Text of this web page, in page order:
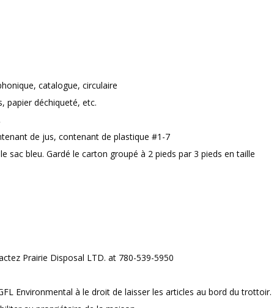
catalogue, circulaire
papier déchiqueté, etc.
de jus, contenant de plastique #1-7
sac bleu. Gardé le carton groupé à 2 pieds par 3 pieds en taille
Prairie Disposal LTD. at 780-539-5950
Environmental à le droit de laisser les articles au bord du trottoir.